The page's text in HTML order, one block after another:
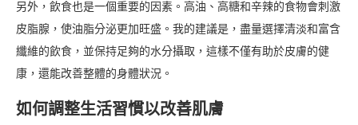
另外，飲食也是一個重要的因素。高油、高糖和辛辣的食物會刺激
皮脂腺，使油脂分泌更加旺盛。我的建議是，盡量選擇清淡和富含
纖維的飲食，並保持足夠的水分攝取，這樣不僅有助於皮膚的健
康，還能改善整體的身體狀況。
如何調整生活習慣以改善肌膚